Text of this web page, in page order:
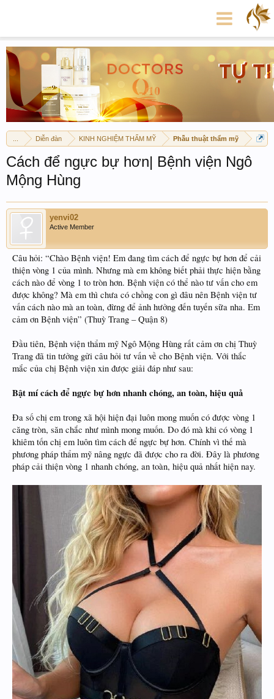
Diễn đàn KINH NGHIỆM THẨM MỸ Phẫu thuật thẩm mỹ
Cách để ngực bự hơn| Bệnh viện Ngô
Mộng Hùng
yenvi02
Active Member
Câu hỏi: “Chào Bệnh viện! Em đang tìm cách để ngực bự hơn để cải
thiện vòng 1 của mình. Nhưng mà em không biết phải thực hiện bằng
cách nào để vòng 1 to tròn hơn. Bệnh viện có thể nào tư vấn cho em
được không? Mà em thì chưa có chồng con gì đâu nên Bệnh viện tư
vấn cách nào mà an toàn, đừng để ảnh hưởng đến tuyến sữa nha. Em
cảm ơn Bệnh viện” (Thuỳ Trang – Quận 8)
Đầu tiên, Bệnh viện thẩm mỹ Ngô Mộng Hùng rất cảm ơn chị Thuỳ
Trang đã tin tưởng gửi câu hỏi tư vấn về cho Bệnh viện. Với thắc
mắc của chị Bệnh viện xin được giải đáp như sau:
Bật mí cách để ngực bự hơn nhanh chóng, an toàn, hiệu quả
Đa số chị em trong xã hội hiện đại luôn mong muốn có được vòng 1
căng tròn, săn chắc như mình mong muốn. Do đó mà khi có vòng 1
khiêm tốn chị em luôn tìm cách để ngực bự hơn. Chính vì thế mà
phương pháp thẩm mỹ nâng ngực đã được cho ra đời. Đây là phương
pháp cải thiện vòng 1 nhanh chóng, an toàn, hiệu quả nhất hiện nay.